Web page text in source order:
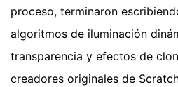
proceso, terminaron
algoritmos de iluminación
transparencia y efectos de
creadores originales de